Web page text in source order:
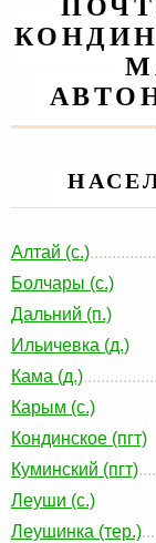
Алтай (с.)
Болчары (с.)
Дальний (п.)
Ильичевка (д.)
Кама (д.)
Карым (с.)
Кондинское (пгт)
Куминский (пгт)
Леуши (с.)
Леушинка (тер.)